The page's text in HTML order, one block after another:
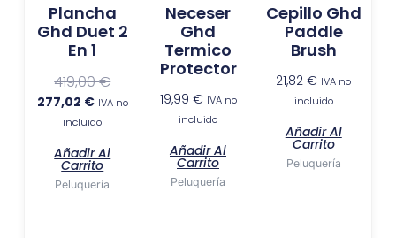
Plancha
Ghd Duet 2
En 1
419,00€
277,02 € IVA no
incluido
Añadir Al
Carrito
Peluquería
Neceser
Ghd
Termico
Protector
19,99 € IVA no
incluido
Añadir Al
Carrito
Peluquería
Cepillo Ghd
Paddle
Brush
21,82€ IVA no
incluido
Añadir Al
Carrito
Peluquería